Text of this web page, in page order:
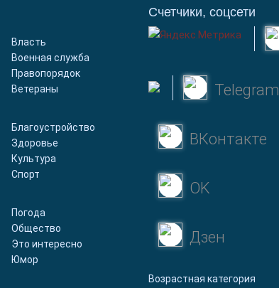
Власть
Военная служба
Правопорядок
Ветераны
Благоустройство
Здоровье
Культура
Спорт
Погода
Общество
Это интересно
Юмор
Счетчики, соцсети
Telegram
ВКонтакте
OK
Дзен
Возрастная категория